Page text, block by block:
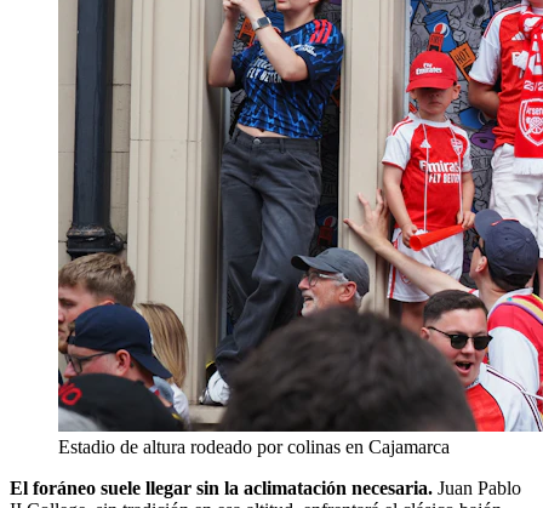
Estadio de altura rodeado por colinas en Cajamarca
El foráneo suele llegar sin la aclimatación necesaria. Juan Pablo